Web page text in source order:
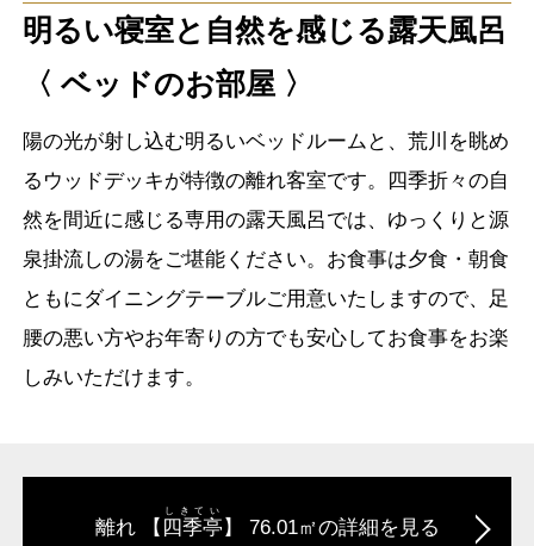
明るい寝室と自然を感じる露天風呂
〈 ベッドのお部屋 〉
陽の光が射し込む明るいベッドルームと、荒川を眺め
るウッドデッキが特徴の離れ客室です。四季折々の自
然を間近に感じる専用の露天風呂では、ゆっくりと源
泉掛流しの湯をご堪能ください。お食事は夕食・朝食
ともにダイニングテーブルご用意いたしますので、足
腰の悪い方やお年寄りの方でも安心してお食事をお楽
しみいただけます。
離れ 【 四季亭
しきてい
】 76.01㎡の詳細を見る